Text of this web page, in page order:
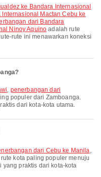
Mactan Cebu ke
dari Bandara
Ninoy Aquino adalah rute
rute ini menawarkan koneksi
, penerbangan dari
populer dari Zamboanga.
dari kota-kota utama.
dari Cebu ke Manila,
kota paling populer menuju
yang praktis dari kota-kota